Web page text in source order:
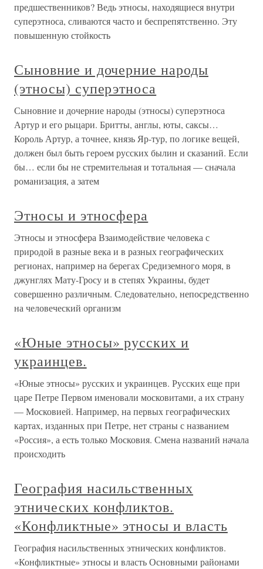
предшественников? Ведь этносы, находящиеся внутри
суперэтноса, сливаются часто и беспрепятственно. Эту
повышенную стойкость
Сыновние и дочерние народы
(этносы) суперэтноса
Сыновние и дочерние народы (этносы) суперэтноса
Артур и его рыцари. Бритты, англы, юты, саксы…
Король Артур, а точнее, князь Яр-тур, по логике вещей,
должен был быть героем русских былин и сказаний. Если
бы… если бы не стремительная и тотальная — сначала
романизация, а затем
Этносы и этносфера
Этносы и этносфера Взаимодействие человека с
природой в разные века и в разных географических
регионах, например на берегах Средиземного моря, в
джунглях Мату-Гросу и в степях Украины, будет
совершенно различным. Следовательно, непосредственно
на человеческий организм
«Юные этносы» русских и
украинцев.
«Юные этносы» русских и украинцев. Русских еще при
царе Петре Первом именовали московитами, а их страну
— Московией. Например, на первых географических
картах, изданных при Петре, нет страны с названием
«Россия», а есть только Московия. Смена названий начала
происходить
География насильственных
этнических конфликтов.
«Конфликтные» этносы и власть
География насильственных этнических конфликтов.
«Конфликтные» этносы и власть Основными районами